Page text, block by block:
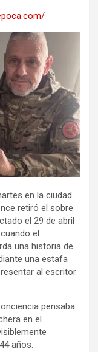
en la ciudad
retiró el sobre
el 29 de abril
el
una historia de
una estafa
al escritor
pensaba
en el
años.